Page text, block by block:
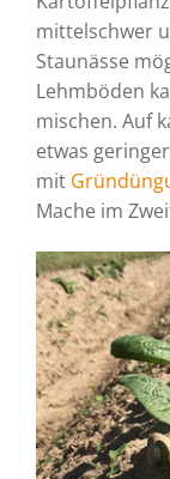
mittelschwer
Staunässe
Lehmböden
mischen. Auf
etwas
mit
Mache im